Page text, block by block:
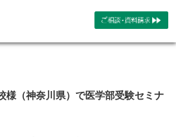
様（神奈川県）で医学部受験セミナ